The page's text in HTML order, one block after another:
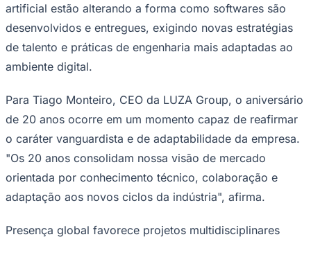
artificial estão alterando a forma como softwares são
desenvolvidos e entregues, exigindo novas estratégias
de talento e práticas de engenharia mais adaptadas ao
ambiente digital.
Para Tiago Monteiro, CEO da LUZA Group, o aniversário
de 20 anos ocorre em um momento capaz de reafirmar
o caráter vanguardista e de adaptabilidade da empresa.
"Os 20 anos consolidam nossa visão de mercado
orientada por conhecimento técnico, colaboração e
adaptação aos novos ciclos da indústria", afirma.
Presença global favorece projetos multidisciplinares